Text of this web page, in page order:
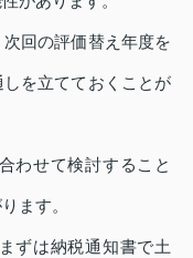
回の評価替え年度を
を立てておくことが
わせて検討すること
ます。
ずは納税通知書で土